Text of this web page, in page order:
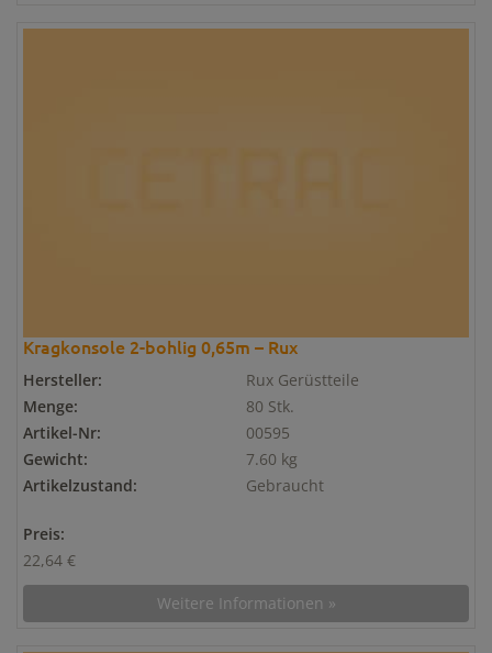
Kragkonsole 2-bohlig 0,65m – Rux
Hersteller:
Rux Gerüstteile
Menge:
80 Stk.
Artikel-Nr:
00595
Gewicht:
7.60 kg
Artikelzustand:
Gebraucht
Preis:
22,64 €
Weitere Informationen »